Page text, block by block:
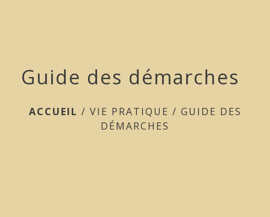
Guide des démarches
ACCUEIL / VIE PRATIQUE / GUIDE DES
DÉMARCHES